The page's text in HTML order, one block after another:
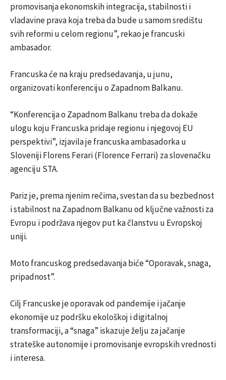
promovisanja ekonomskih integracija, stabilnosti i
vladavine prava koja treba da bude u samom središtu
svih reformi u celom regionu”, rekao je francuski
ambasador.
Francuska će na kraju predsedavanja, u junu,
organizovati konferenciju o Zapadnom Balkanu.
“Konferencija o Zapadnom Balkanu treba da dokaže
ulogu koju Francuska pridaje regionu i njegovoj EU
perspektivi”, izjavila je francuska ambasadorka u
Sloveniji Florens Ferari (Florence Ferrari) za slovenačku
agenciju STA.
Pariz je, prema njenim rečima, svestan da su bezbednost
i stabilnost na Zapadnom Balkanu od ključne važnosti za
Evropu i podržava njegov put ka članstvu u Evropskoj
uniji.
Moto francuskog predsedavanja biće “Oporavak, snaga,
pripadnost”.
Cilj Francuske je oporavak od pandemije i jačanje
ekonomije uz podršku ekološkoj i digitalnoj
transformaciji, a “snaga” iskazuje želju za jačanje
strateške autonomije i promovisanje evropskih vrednosti
i interesa.